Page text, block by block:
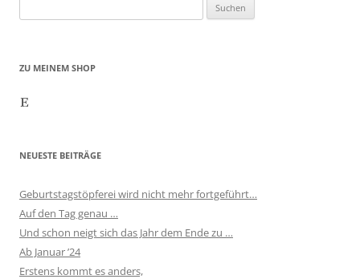
nach:
ZU MEINEM SHOP
Etsy
NEUESTE BEITRÄGE
Geburtstagstöpferei wird nicht mehr fortgeführt…
Auf den Tag genau …
Und schon neigt sich das Jahr dem Ende zu …
Ab Januar ’24
Erstens kommt es anders,